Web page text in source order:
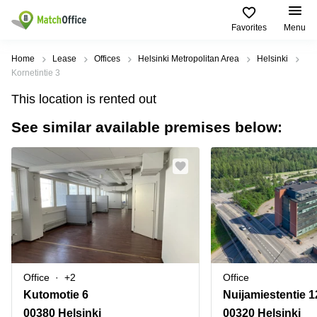
Favorites Menu
Rent & Let
Type of
premises
Offices
center
Coworking
Meeting
rooms
Warehouses
Parking
Popular
сities
Miami,
USA
Los
Angeles,
USA
New
York
City,
USA
Toronto,
Canada
Popular
searches
Vienna
California
Business
Centers
in Dubai
Business
Centers
in Abu
Dhabi
Business
Find
us
USA
UAE
Canada
Türkiye
Denmark
Norway
Help
About us
List your office
Price
Log in
Home Lease Offices Helsinki Metropolitan Area
Helsinki
Kornetintie 3
This location is rented out
See similar available premises below:
Office +2
Kutomotie 6
00380 Helsinki
Office
Nuijamiestentie
00320 Helsinki